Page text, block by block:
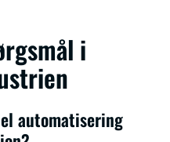
i
automatisering